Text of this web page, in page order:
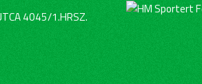
4045/1.HRSZ.